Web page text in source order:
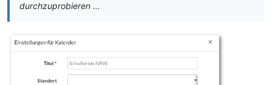
durchzuprobieren ...